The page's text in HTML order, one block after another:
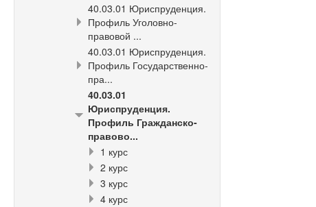
40.03.01 Юриспруденция.
Профиль Уголовно-
правовой ...
40.03.01 Юриспруденция.
Профиль Государственно-
пра...
40.03.01
Юриспруденция.
Профиль Гражданско-
правово...
1 курс
2 курс
3 курс
4 курс